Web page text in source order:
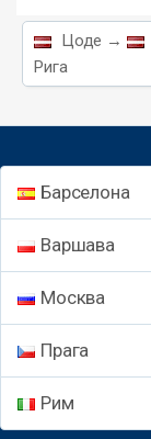
Цоде →
Рига
Барселона
Варшава
Москва
Прага
Рим